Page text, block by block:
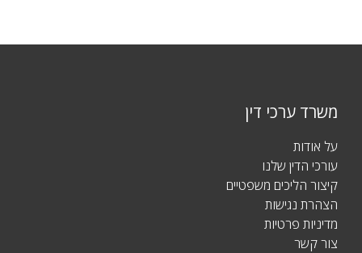
משרד ערכי דין
על אודות
עורכי הדין שלנו
קיצור הליכים משפטיים
הצהרת נגישות
מדיניות פרטיות
צור קשר